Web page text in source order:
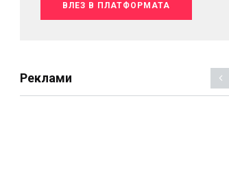
ВЛЕЗ В ПЛАТФОРМАТА
Реклами